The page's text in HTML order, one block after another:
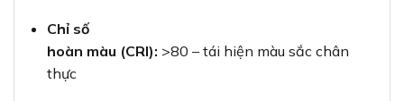
Chỉ số
hoàn màu (CRI): >80 – tái hiện màu sắc chân
thực